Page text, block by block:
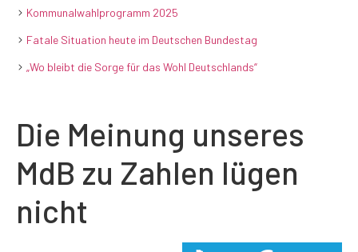
Kommunalwahlprogramm 2025
Fatale Situation heute im Deutschen Bundestag
„Wo bleibt die Sorge für das Wohl Deutschlands“
Die Meinung unseres
MdB zu Zahlen lügen
nicht